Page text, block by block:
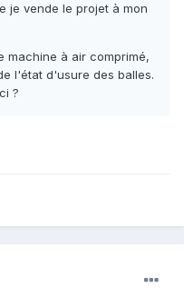
je vende le projet à mon
machine à air comprimé,
l'état d'usure des balles.
?